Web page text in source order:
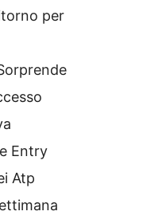
per
Entry
Atp